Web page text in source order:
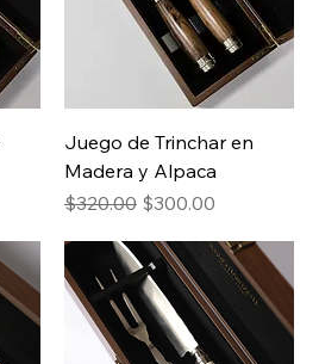
Juego de Trinchar en
Madera y Alpaca
Regular Price
$320.00 Sale Price
$300.00